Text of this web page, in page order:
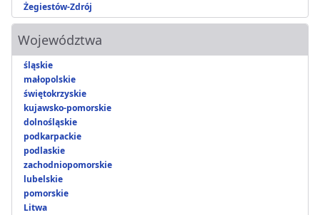
Żegiestów-Zdrój
Województwa
śląskie
małopolskie
świętokrzyskie
kujawsko-pomorskie
dolnośląskie
podkarpackie
podlaskie
zachodniopomorskie
lubelskie
pomorskie
Litwa